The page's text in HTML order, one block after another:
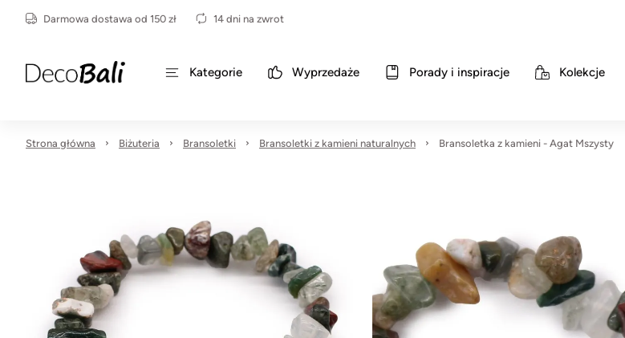
Darmowa dostawa od 150 zł 14 dni na zwrot
Kategorie Wyprzedaże Porady i inspiracje Kolekcje
Strona główna Biżuteria Bransoletki Bransoletki z kamieni naturalnych Bransoletka z kamieni - Agat Mszysty